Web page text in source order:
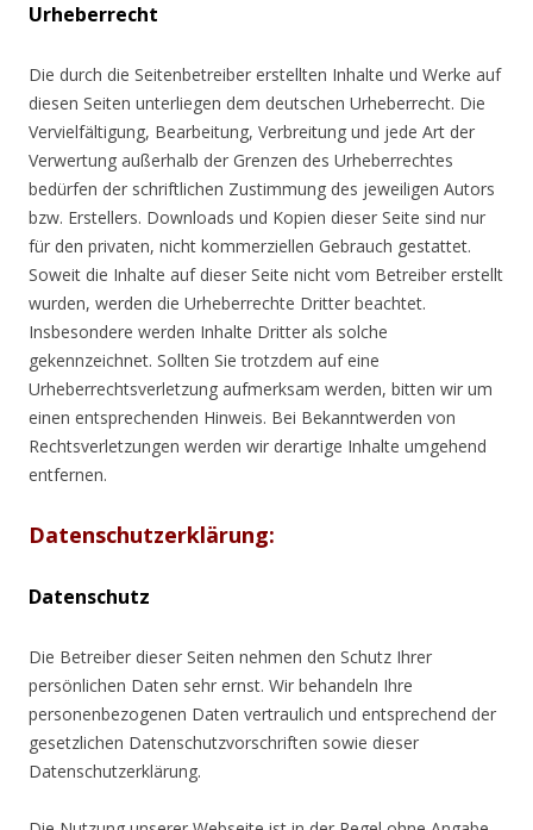
Urheberrecht
Die durch die Seitenbetreiber erstellten Inhalte und Werke auf
diesen Seiten unterliegen dem deutschen Urheberrecht. Die
Vervielfältigung, Bearbeitung, Verbreitung und jede Art der
Verwertung außerhalb der Grenzen des Urheberrechtes
bedürfen der schriftlichen Zustimmung des jeweiligen Autors
bzw. Erstellers. Downloads und Kopien dieser Seite sind nur
für den privaten, nicht kommerziellen Gebrauch gestattet.
Soweit die Inhalte auf dieser Seite nicht vom Betreiber erstellt
wurden, werden die Urheberrechte Dritter beachtet.
Insbesondere werden Inhalte Dritter als solche
gekennzeichnet. Sollten Sie trotzdem auf eine
Urheberrechtsverletzung aufmerksam werden, bitten wir um
einen entsprechenden Hinweis. Bei Bekanntwerden von
Rechtsverletzungen werden wir derartige Inhalte umgehend
entfernen.
Datenschutzerklärung:
Datenschutz
Die Betreiber dieser Seiten nehmen den Schutz Ihrer
persönlichen Daten sehr ernst. Wir behandeln Ihre
personenbezogenen Daten vertraulich und entsprechend der
gesetzlichen Datenschutzvorschriften sowie dieser
Datenschutzerklärung.